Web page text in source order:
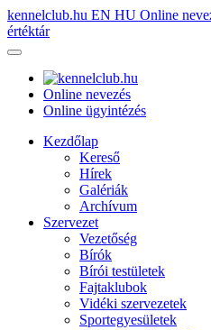
kennelclub.hu EN HU Online
értéktár
Online nevezés
Online ügyintézés
Kezdőlap
Kereső
Hírek
Galériák
Archívum
Szervezet
Vezetőség
Bírók
Bírói testületek
Fajtaklubok
Vidéki szervezetek
Sportegyesületek